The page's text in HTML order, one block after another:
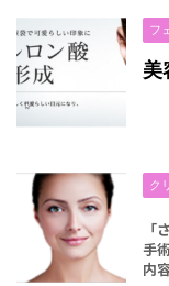
フ
美
ク
「
手
内